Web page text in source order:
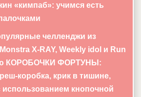
«кимпаб»: учимся есть
челленджи из
X-RAY, Weekly idol и Run
КОРОБОЧКИ ФОРТУНЫ:
коробка, крик в тишине,
использованием кнопочной